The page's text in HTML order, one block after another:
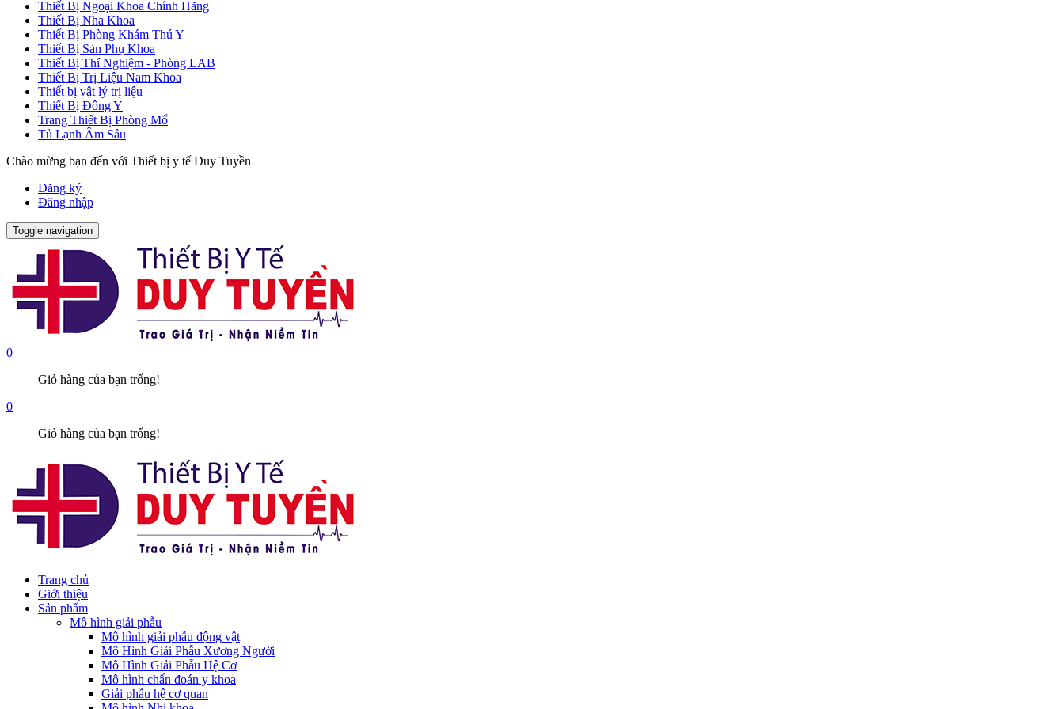
Thiết Bị Ngoại Khoa Chính Hãng
Thiết Bị Nha Khoa
Thiết Bị Phòng Khám Thú Y
Thiết Bị Sản Phụ Khoa
Thiết Bị Thí Nghiệm - Phòng LAB
Thiết Bị Trị Liệu Nam Khoa
Thiết bị vật lý trị liệu
Thiết Bị Đông Y
Trang Thiết Bị Phòng Mổ
Tủ Lạnh Âm Sâu
Chào mừng bạn đến với Thiết bị y tế Duy Tuyền
Đăng ký
Đăng nhập
Toggle navigation
0
Giỏ hàng của bạn trống!
0
Giỏ hàng của bạn trống!
Trang chủ
Giới thiệu
Sản phẩm
Mô hình giải phẫu
Mô hình giải phẫu động vật
Mô Hình Giải Phẫu Xương Người
Mô Hình Giải Phẫu Hệ Cơ
Mô hình chẩn đoán y khoa
Giải phẫu hệ cơ quan